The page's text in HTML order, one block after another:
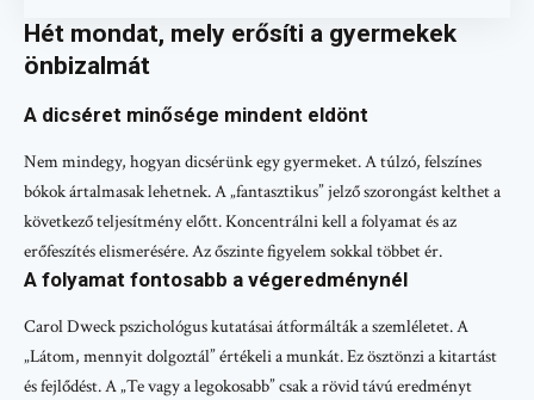
Hét mondat, mely erősíti a gyermekek
önbizalmát
A dicséret minősége mindent eldönt
Nem mindegy, hogyan dicsérünk egy gyermeket. A túlzó, felszínes
bókok ártalmasak lehetnek. A „fantasztikus” jelző szorongást kelthet a
következő teljesítmény előtt. Koncentrálni kell a folyamat és az
erőfeszítés elismerésére. Az őszinte figyelem sokkal többet ér.
A folyamat fontosabb a végeredménynél
Carol Dweck pszichológus kutatásai átformálták a szemléletet. A
„Látom, mennyit dolgoztál” értékeli a munkát. Ez ösztönzi a kitartást
és fejlődést. A „Te vagy a legokosabb” csak a rövid távú eredményt